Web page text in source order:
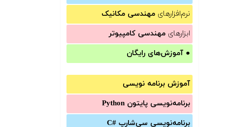
نرم‌افزارهای مهندسی مکانیک
ابزارهای مهندسی کامپیوتر
● آموزش‌های رایگان
آموزش برنامه نویسی
برنامه‌نویسی پایتون Python
برنامه‌‌نویسی سی‌شارپ C#‎